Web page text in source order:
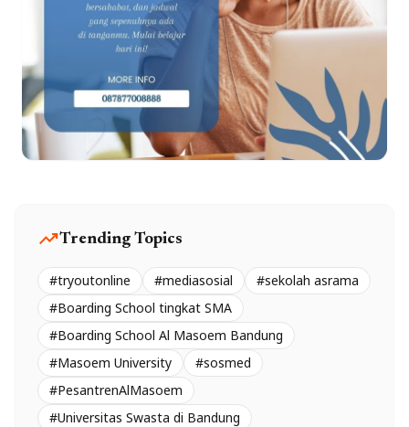
trending_upTrending Topics
#tryoutonline #mediasosial
#sekolah asrama
#Boarding School tingkat SMA
#Boarding School Al Masoem Bandung
#Masoem University
#sosmed
#PesantrenAlMasoem
#Universitas Swasta di Bandung